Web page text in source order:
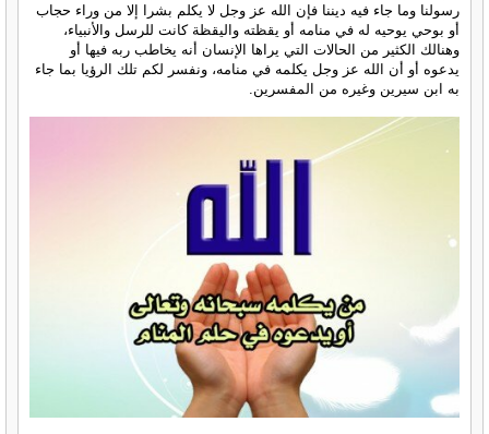
رسولنا وما جاء فيه ديننا فإن الله عز وجل لا يكلم بشرا إلا من وراء حجاب
أو بوحي يوحيه له في منامه أو يقظته واليقظة كانت للرسل والأنبياء،
وهنالك الكثير من الحالات التي يراها الإنسان أنه يخاطب ربه فيها أو
يدعوه أو أن الله عز وجل يكلمه في منامه، ونفسر لكم تلك الرؤيا بما جاء
به ابن سيرين وغيره من المفسرين.